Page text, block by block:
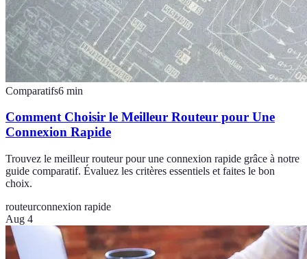
Comparatifs6 min
Comment Choisir le Meilleur Routeur pour Une
Connexion Rapide
Trouvez le meilleur routeur pour une connexion rapide grâce à notre
guide comparatif. Évaluez les critères essentiels et faites le bon
choix.
routeurconnexion rapide
Aug 4